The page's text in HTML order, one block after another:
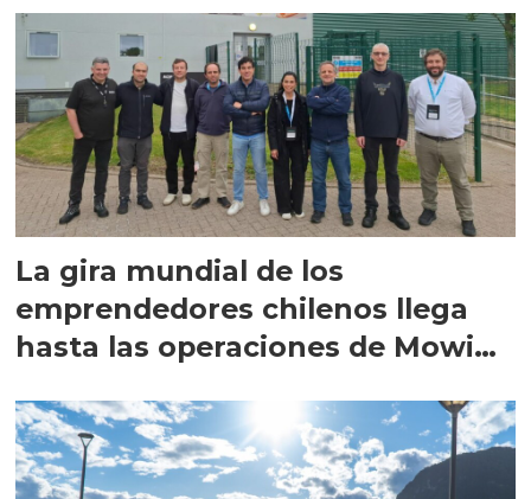
La gira mundial de los
emprendedores chilenos llega
hasta las operaciones de Mowi